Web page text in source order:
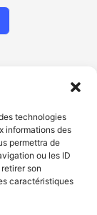
technologies
informations des
permettra de
ou les ID
son
caractéristiques